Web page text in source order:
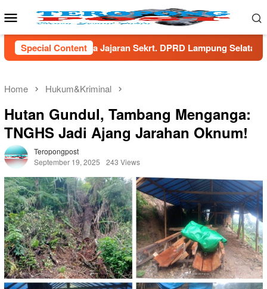
to
Mobile
Menu
Special Content
Sekrt. DPRD Lampung Selatan Menaker Yassierli
Home Hukum&Kriminal
Hutan Gundul, Tambang Menganga:
TNGHS Jadi Ajang Jarahan Oknum!
Teropongpost
September 19, 2025
243 Views